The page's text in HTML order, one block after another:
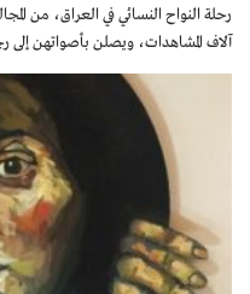
رحلة النواح النسائي في العراق، من
آلاف المشاهدات، ويصلن بأصواتهن